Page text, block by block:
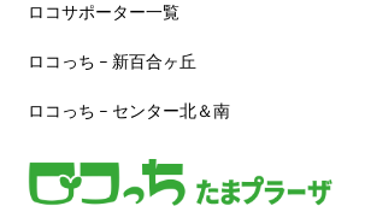
ロコサポーター一覧
ロコっち – 新百合ヶ丘
ロコっち – センター北＆南